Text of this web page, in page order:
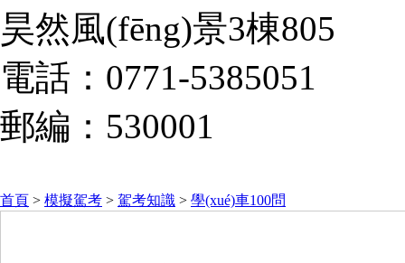
昊然風(fēng)景3棟805
電話：0771-5385051
郵編：530001
首頁 > 模擬駕考 > 駕考知識 > 學(xué)車100問